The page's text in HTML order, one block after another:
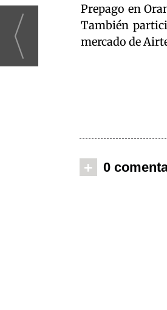
Prepago en
También
mercado de
+ 0